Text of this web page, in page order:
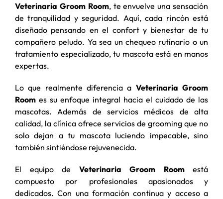
Veterinaria Groom Room, te envuelve una sensación
de tranquilidad y seguridad. Aquí, cada rincón está
diseñado pensando en el confort y bienestar de tu
compañero peludo. Ya sea un chequeo rutinario o un
tratamiento especializado, tu mascota está en manos
expertas.
Lo que realmente diferencia a Veterinaria Groom
Room es su enfoque integral hacia el cuidado de las
mascotas. Además de servicios médicos de alta
calidad, la clínica ofrece servicios de grooming que no
solo dejan a tu mascota luciendo impecable, sino
también sintiéndose rejuvenecida.
El equipo de Veterinaria Groom Roomestá
compuesto por profesionales apasionados y
dedicados. Con una formación continua y acceso a